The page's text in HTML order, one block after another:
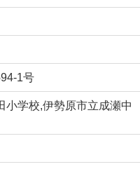
1号
小学校,伊勢原市立成瀬中